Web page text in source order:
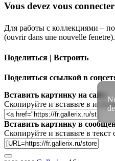
Vous devez vous connecter
Для работы с коллекциями –
(ouvrir dans une nouvelle fenetre).
Поделиться | Встроить
Поделиться ссылкой в
Вставить картинку на сайт:
Скопируйте и вставьте в
Вставить картинку в
Скопируйте и вставьте в